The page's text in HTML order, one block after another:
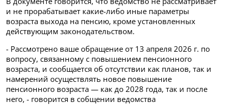
и не прорабатывает какие-либо иные параметры
возраста выхода на пенсию, кроме установленных
действующим законодательством.
- Рассмотрено ваше обращение от 13 апреля 2026 г. по
вопросу, связанному с повышением пенсионного
возраста, и сообщается об отсутствии как планов, так и
намерений осуществлять новое повышение
пенсионного возраста — как до 2028 года, так и после
него, - говорится в собщении ведомства